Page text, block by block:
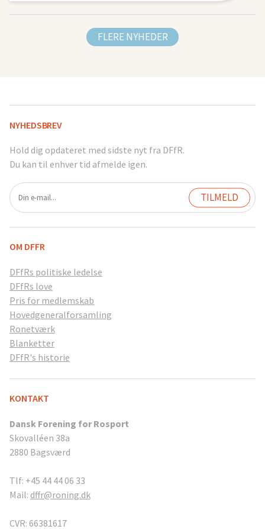
FLERE NYHEDER
NYHEDSBREV
Hold dig opdateret med sidste nyt fra DFfR.
Du kan til enhver tid afmelde igen.
OM DFFR
DFfRs politiske ledelse
DFfRs love
Pris for medlemskab
Hovedgeneralforsamling
Ronetværk
Blanketter
DFfR's historie
KONTAKT
Dansk Forening for Rosport
Skovalléen 38a
2880 Bagsværd
Tlf: +45 44 44 06 33
Mail: dffr@roning.dk
CVR: 66381617